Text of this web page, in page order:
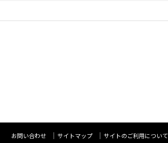
お問い合わせ サイトマップ サイトのご利用について